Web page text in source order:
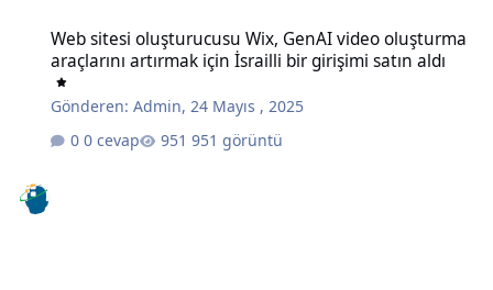
Web sitesi oluşturucusu Wix, GenAI video oluşturma
araçlarını artırmak için İsrailli bir girişimi satın aldı
Gönderen:Admin, 24 Mayıs , 2025
0 cevap
951 görüntü